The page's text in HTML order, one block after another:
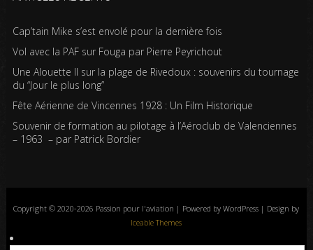
Cap’tain Mike s’est envolé pour la dernière fois
Vol avec la PAF sur Fouga par Pierre Peyrichout
Une Alouette II sur la plage de Rivedoux : souvenirs du tournage
du “Jour le plus long”
Fête Aérienne de Vincennes 1928 : Un Film Historique
Souvenir de formation au pilotage à l’Aéroclub de Valenciennes
– 1963 – par Patrick Bordier
Copyright © 2020-2026 Passion pour l'aviation | Powered by WordPress | Design by
Iceable Themes